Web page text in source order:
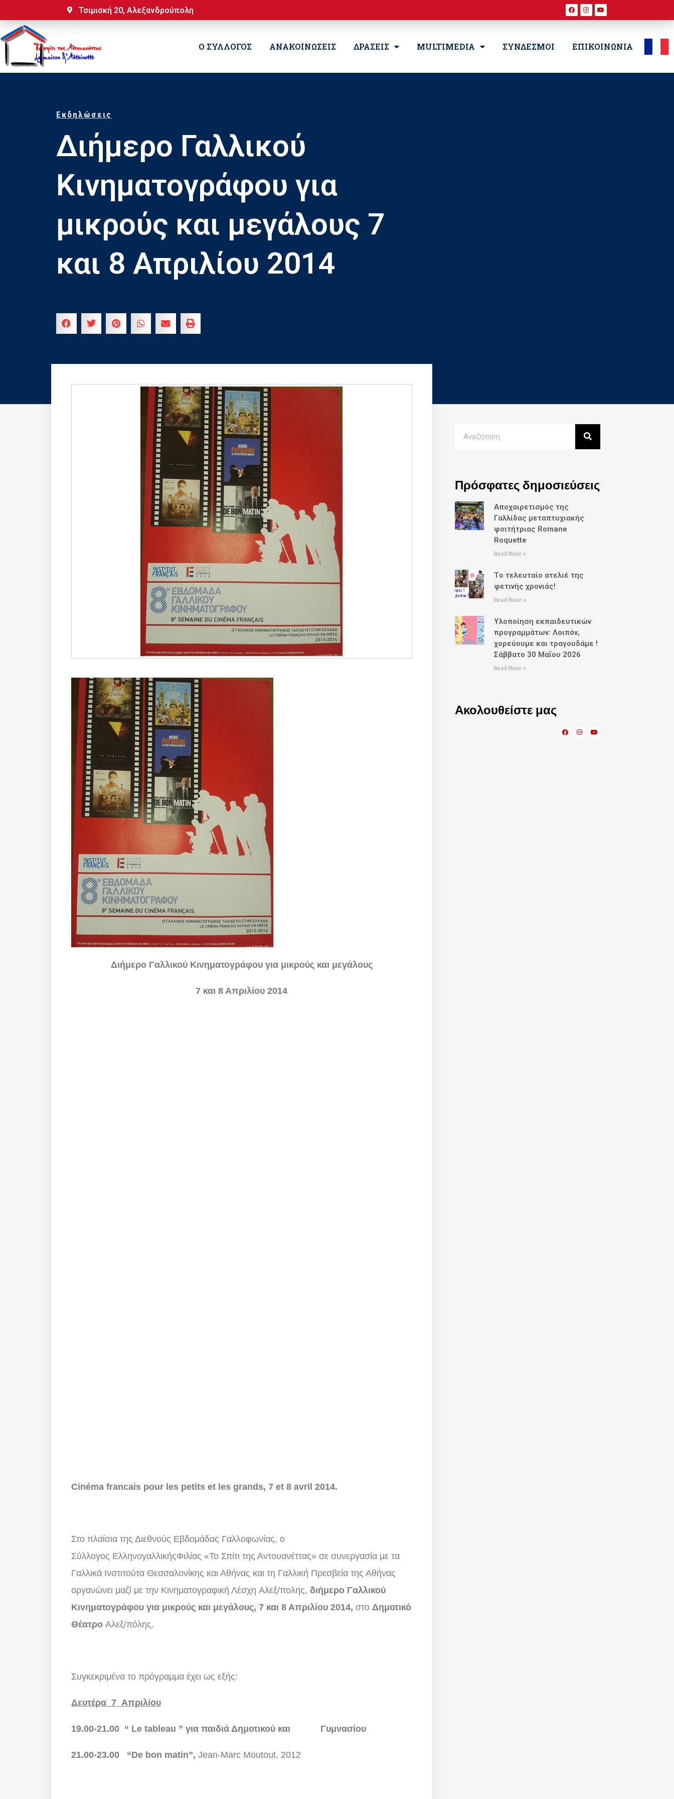
Τσιμισκή 20, Αλεξανδρούπολη
Ο ΣΥΛΛΟΓΟΣ ΑΝΑΚΟΙΝΩΣΕΙΣ ΔΡΑΣΕΙΣ MULTIMEDIA ΣΥΝΔΕΣΜΟΙ ΕΠΙΚΟΙΝΩΝΙΑ
Εκδηλώσεις
Διήμερο Γαλλικού
Κινηματογράφου για
μικρούς και μεγάλους 7
και 8 Απριλίου 2014
Διήμερο Γαλλικού Κινηματογράφου για μικρούς και μεγάλους
7 και 8 Απριλίου 2014
Cinéma francais pour les petits et les grands, 7 et 8 avril 2014.
Στο πλαίσια της Διεθνούς Εβδομάδας Γαλλοφωνίας, ο
Σύλλογος ΕλληνογαλλικήςΦιλίας «Το Σπίτι της Αντουανέττας» σε συνεργασία με τα
Γαλλικά Ινστιτούτα Θεσσαλονίκης και Αθήνας και τη Γαλλική Πρεσβεία της Αθήνας
οργανώνει μαζί με την Κινηματογραφική Λέσχη Αλεξ/πολης, διήμερο Γαλλικού
Κινηματογράφου για μικρούς και μεγάλους, 7 και 8 Απριλίου 2014, στο Δημοτικό
Θέατρο Αλεξ/πόλης.
Συγκεκριμένα το πρόγραμμα έχει ως εξής:
Δευτέρα 7 Απριλίου
19.00-21.00 “ Le tableau ” για παιδιά Δημοτικού και Γυμνασίου
21.00-23.00 “De bon matin”, Jean-Marc Moutout, 2012
Πρόσφατες δημοσιεύσεις
Αποχαιρετισμός της
Γαλλίδας μεταπτυχιακής
φοιτήτριας Romane
Roquette
Read More »
Tο τελευταίο ατελιέ της
φετινής χρονιάς!
Read More »
Υλοποίηση εκπαιδευτικών
προγραμμάτων: Λοιπόν,
χορεύουμε και τραγουδάμε !
Σάββατο 30 Μαΐου 2026
Read More »
Ακολουθείστε μας